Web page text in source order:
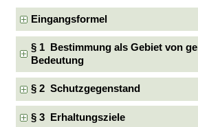
Eingangsformel
§ 1 Bestimmung als Gebiet von
Bedeutung
§ 2 Schutzgegenstand
§ 3 Erhaltungsziele